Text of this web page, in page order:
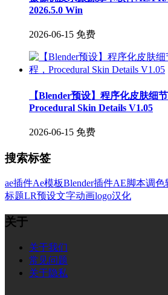
2026.5.0 Win
2026-06-15 免费
【Blender预设】程序化皮肤细
Procedural Skin Details V1.05
2026-06-15 免费
搜索标签
ae插件Ae模板Blender插件AE脚本调色
标题LR预设文字动画logo汉化
关于
关于我们
常见问题
关于隐私